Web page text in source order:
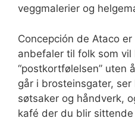
veggmalerier og
Concepción de Ataco
anbefaler til folk som vil
“postkortfølelsen” uten
går i brosteinsgater,
søtsaker og håndverk,
kafé der du blir